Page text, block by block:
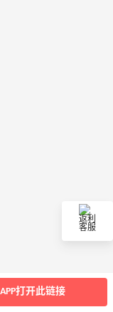
返利
客服
APP打开此链接